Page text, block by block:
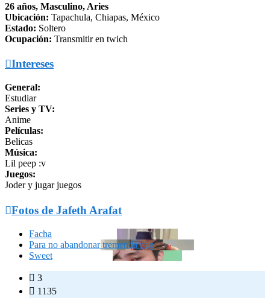
26 años, Masculino, Aries
Ubicación: Tapachula, Chiapas, México
Estado: Soltero
Ocupación: Transmitir en twich
Intereses
General:
Estudiar
Series y TV:
Anime
Películas:
Belicas
Música:
Lil peep :v
Juegos:
Joder y jugar juegos
Fotos de Jafeth Arafat
Facha
Para no abandonar tremenda pag
Sweet
 3
 1135